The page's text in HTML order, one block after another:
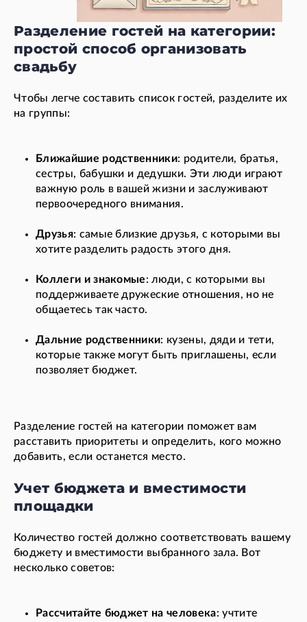
Разделение гостей на категории:
простой способ организовать
свадьбу
Чтобы легче составить список гостей, разделите их
на группы:
Ближайшие родственники: родители, братья,
сестры, бабушки и дедушки. Эти люди играют
важную роль в вашей жизни и заслуживают
первоочередного внимания.
Друзья: самые близкие друзья, с которыми вы
хотите разделить радость этого дня.
Коллеги и знакомые: люди, с которыми вы
поддерживаете дружеские отношения, но не
общаетесь так часто.
Дальние родственники: кузены, дяди и тети,
которые также могут быть приглашены, если
позволяет бюджет.
Разделение гостей на категории поможет вам
расставить приоритеты и определить, кого можно
добавить, если останется место.
Учет бюджета и вместимости
площадки
Количество гостей должно соответствовать вашему
бюджету и вместимости выбранного зала. Вот
несколько советов:
Рассчитайте бюджет на человека: учтите